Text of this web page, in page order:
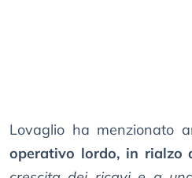
Lovaglio ha menzionato
operativo lordo, in rialzo